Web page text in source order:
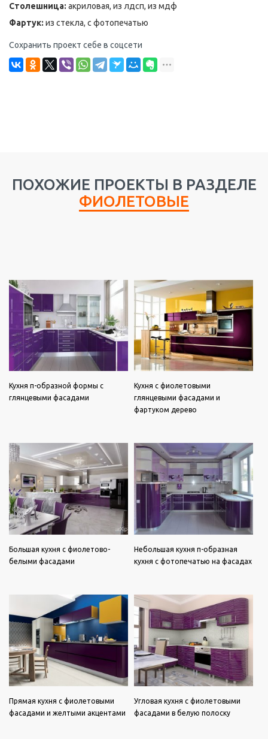
Столешница: акриловая, из лдсп, из мдф
Фартук: из стекла, с фотопечатью
Сохранить проект себе в соцсети
ПОХОЖИЕ ПРОЕКТЫ В РАЗДЕЛЕ
ФИОЛЕТОВЫЕ
Кухня п-образной формы с
глянцевыми фасадами
Кухня с фиолетовыми
глянцевыми фасадами и
фартуком дерево
Большая кухня с фиолетово-
белыми фасадами
Небольшая кухня п-образная
кухня с фотопечатью на фасадах
Прямая кухня с фиолетовыми
фасадами и желтыми акцентами
Угловая кухня с фиолетовыми
фасадами в белую полоску